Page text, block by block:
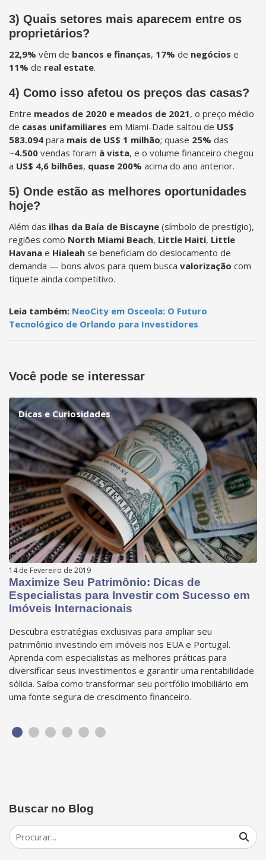
3) Quais setores mais aparecem entre os
proprietários?
22,9% vêm de bancos e finanças, 17% de negócios e
11% de real estate.
4) Como isso afetou os preços das casas?
Entre meados de 2020 e meados de 2021, o preço médio
de casas unifamiliares em Miami-Dade saltou de US$
583.094 para mais de US$ 1 milhão; quase 25% das
~4.500 vendas foram à vista, e o volume financeiro chegou
a US$ 4,6 bilhões, quase 200% acima do ano anterior.
5) Onde estão as melhores oportunidades
hoje?
Além das ilhas da Baía de Biscayne (símbolo de prestígio),
regiões como North Miami Beach, Little Haiti, Little
Havana e Hialeah se beneficiam do deslocamento de
demanda — bons alvos para quem busca valorização com
tíquete ainda competitivo.
Leia também: NeoCity em Osceola: O Futuro
Tecnológico de Orlando para Investidores
Você pode se interessar
Dicas e Curiosidades
14 de Fevereiro de 2019
Maximize Seu Patrimônio: Dicas de
Especialistas para Investir com Sucesso em
Imóveis Internacionais
Descubra estratégias exclusivas para ampliar seu
patrimônio investindo em imóveis nos EUA e Portugal.
Aprenda com especialistas as melhores práticas para
diversificar seus investimentos e garantir uma rentabilidade
sólida. Saiba como transformar seu portfólio imobiliário em
uma fonte segura de crescimento financeiro.
Buscar no Blog